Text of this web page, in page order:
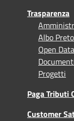
Trasparenza
Albo
Open Data
Progetti
Paga Tributi
Customer